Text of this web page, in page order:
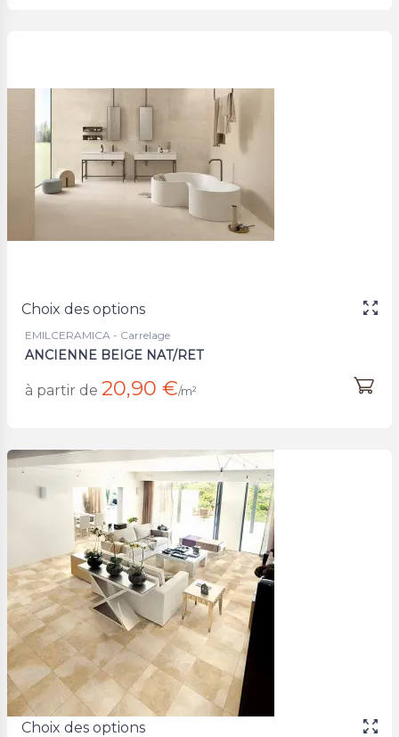
Choix des options
EMILCERAMICA - Carrelage
ANCIENNE BEIGE NAT/RET
à partir de 20,90 €/m²
Choix des options